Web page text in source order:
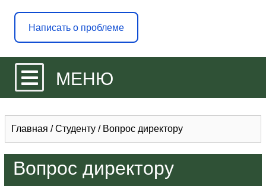
Написать о проблеме
МЕНЮ
Главная /Студенту / Вопрос директору
Вопрос директору